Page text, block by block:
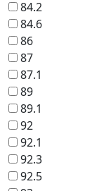
84.2
84.6
86
87
87.1
89
89.1
92
92.1
92.3
92.5